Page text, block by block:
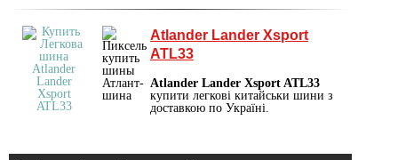
Atlander Lander Xsport
ATL33
Atlander Lander Xsport ATL33
купити легкові китайськи шини з
доставкою по Україні.